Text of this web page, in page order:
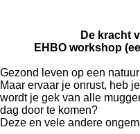
De kracht
EHBO workshop
Gezond leven op een
Maar ervaar je onrust, heb
wordt je gek van alle
dag door te komen?
Deze en vele andere